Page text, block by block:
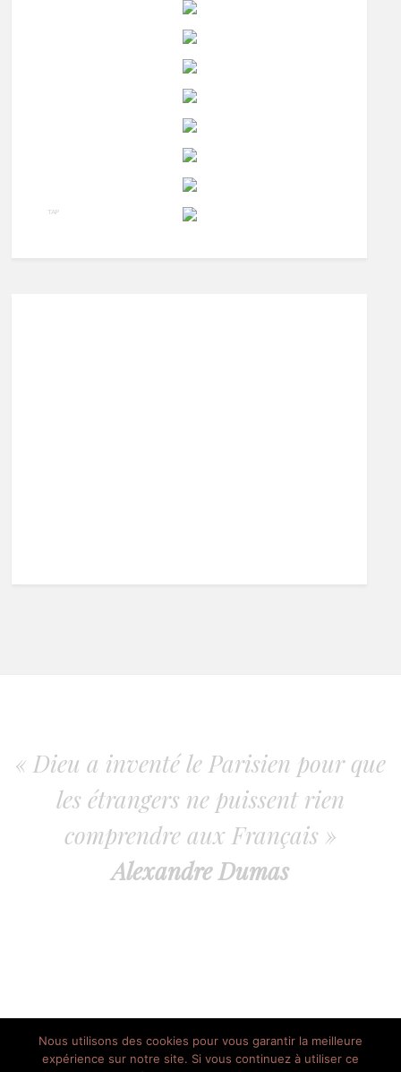
TAP
« Dieu a inventé le Parisien pour que
les étrangers ne puissent rien
comprendre aux Français »
Alexandre Dumas
Nous utilisons des cookies pour vous garantir la meilleure
expérience sur notre site. Si vous continuez à utiliser ce